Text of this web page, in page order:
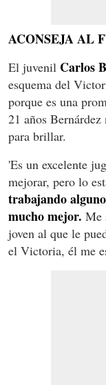
ACONSEJA AL
El juvenil Carlos
esquema del
porque es una
21 años
para brillar.
'Es un excelente
mejorar, pero lo
trabajando
mucho mejor. Me
joven al que le
el Victoria, él me